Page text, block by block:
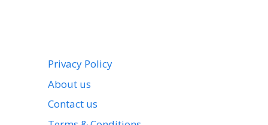
Privacy Policy
About us
Contact us